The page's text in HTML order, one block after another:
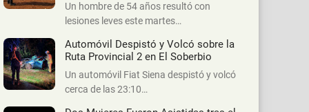
Un hombre de 54 años resultó con
lesiones leves este martes…
Automóvil Despistó y Volcó sobre la
Ruta Provincial 2 en El Soberbio
Un automóvil Fiat Siena despistó y volcó
cerca de las 23:10…